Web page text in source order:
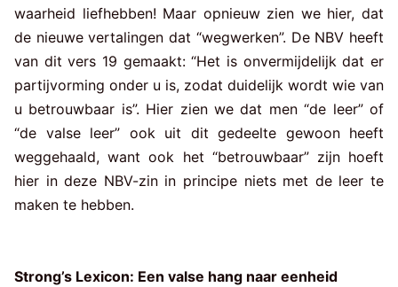
waarheid liefhebben! Maar opnieuw zien we hier, dat
de nieuwe vertalingen dat “wegwerken”. De NBV heeft
van dit vers 19 gemaakt: “Het is onvermijdelijk dat er
partijvorming onder u is, zodat duidelijk wordt wie van
u betrouwbaar is”. Hier zien we dat men “de leer” of
“de valse leer” ook uit dit gedeelte gewoon heeft
weggehaald, want ook het “betrouwbaar” zijn hoeft
hier in deze NBV-zin in principe niets met de leer te
maken te hebben.
Strong’s Lexicon: Een valse hang naar eenheid